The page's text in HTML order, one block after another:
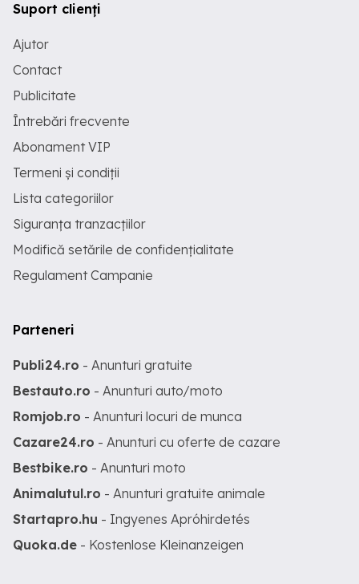
Suport clienți
Ajutor
Contact
Publicitate
Întrebări frecvente
Abonament VIP
Termeni și condiții
Lista categoriilor
Siguranța tranzacțiilor
Modifică setările de confidențialitate
Regulament Campanie
Parteneri
Publi24.ro - Anunturi gratuite
Bestauto.ro - Anunturi auto/moto
Romjob.ro - Anunturi locuri de munca
Cazare24.ro - Anunturi cu oferte de cazare
Bestbike.ro - Anunturi moto
Animalutul.ro - Anunturi gratuite animale
Startapro.hu - Ingyenes Apróhirdetés
Quoka.de - Kostenlose Kleinanzeigen